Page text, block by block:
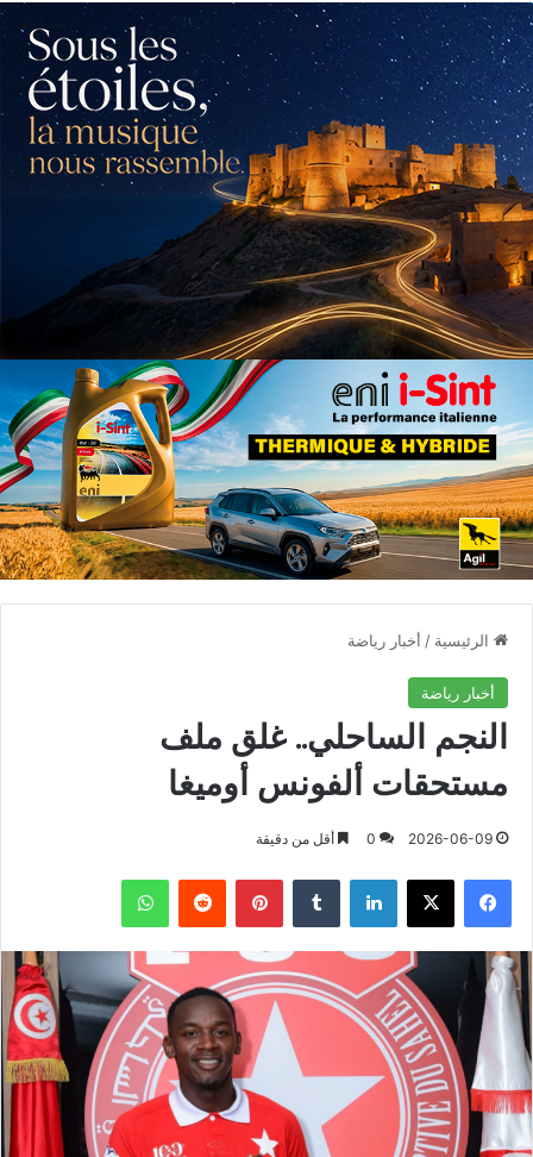
الرئيسية / أخبار رياضة
أخبار رياضة
النجم الساحلي.. غلق ملف
مستحقات ألفونس أوميغا
2026-06-09
0 أقل من دقيقة
فيسبوك X لينكدإن بينتيريست واتساب